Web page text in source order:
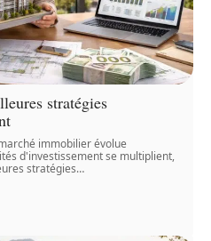
stratégies
immobilier évolue
d'investissement se multiplient,
stratégies…